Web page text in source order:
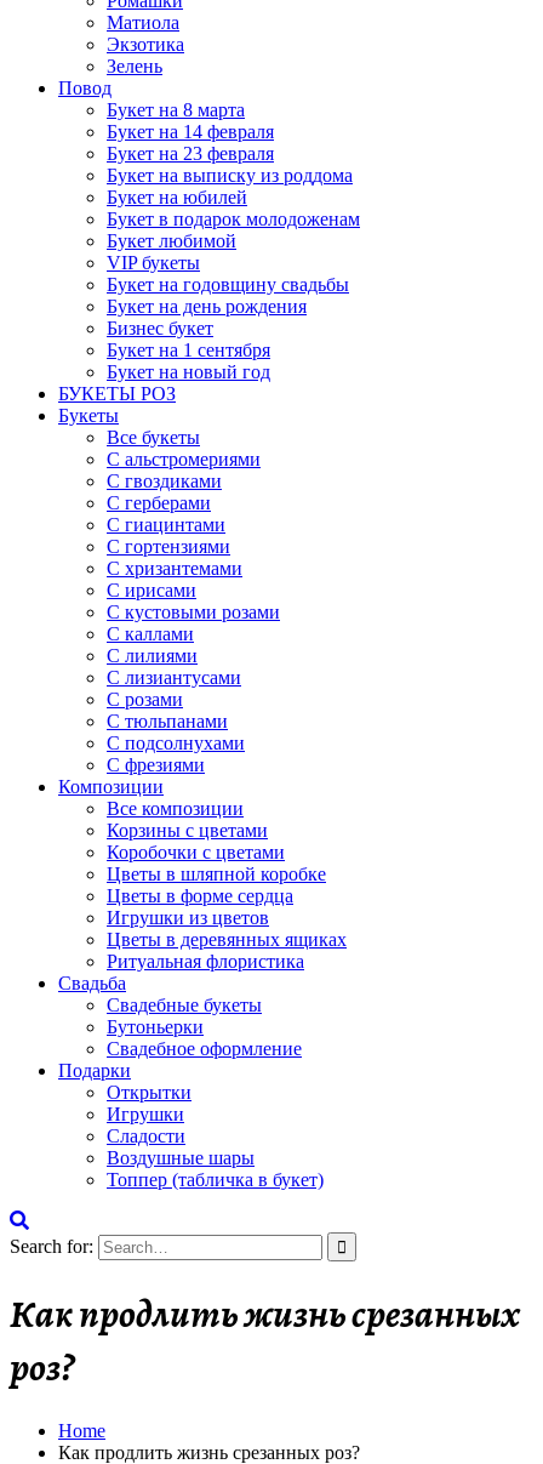
Матиола
Экзотика
Зелень
Повод
Букет на 8 марта
Букет на 14 февраля
Букет на 23 февраля
Букет на выписку из роддома
Букет на юбилей
Букет в подарок молодоженам
Букет любимой
VIP букеты
Букет на годовщину свадьбы
Букет на день рождения
Бизнес букет
Букет на 1 сентября
Букет на новый год
БУКЕТЫ РОЗ
Букеты
Все букеты
С альстромериями
С гвоздиками
С герберами
С гиацинтами
С гортензиями
С хризантемами
С ирисами
С кустовыми розами
С каллами
С лилиями
С лизиантусами
С розами
С тюльпанами
С подсолнухами
С фрезиями
Композиции
Все композиции
Корзины с цветами
Коробочки с цветами
Цветы в шляпной коробке
Цветы в форме сердца
Игрушки из цветов
Цветы в деревянных ящиках
Ритуальная флористика
Свадьба
Свадебные букеты
Бутоньерки
Свадебное оформление
Подарки
Открытки
Игрушки
Сладости
Воздушные шары
Топпер (табличка в букет)
Search for:
Как продлить жизнь срезанных
роз?
Home
Как продлить жизнь срезанных роз?